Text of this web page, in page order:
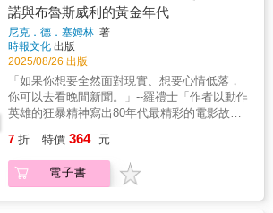
片？反映種種污染問題的《哥吉拉大戰黑多
拉》，「黑多拉」的名字來自日文的「污
泥」？如果《全體怪獸大進擊》是怪獸迷兒童
的夢想，這一部就是惡夢？因為基多拉，哥吉
拉開始從壞怪獸成為守護神？基多拉和哥吉
拉，哪一隻才是最強怪獸？第一隻攻擊廣島的
東寶怪獸不是哥吉拉？手塚治虫曾擔任《哥吉
李拳竜身兼三職：畫分鏡表，穿上基多拉裝表
演，還要當鋼絲技師？在拍攝哥吉拉一路向北
破壞鹿兒島城、熊本城和八幡東區時，沿路上
與怪獸迷！哥吉拉第一次飛？第一次講話？哥
吉拉兒子的名字來自小朋友的投稿？哥吉拉二
十週年為什麼要選址沖繩？和哥吉拉一起守護
沖繩的還有風獅爺？打怪獸看似風光，但面對
預算限制，也不得不使用「公關用」的怪獸裝
和庫存片段？身為反派的機械哥吉拉也有支持
者，並在近年的好萊塢大片客串登場？第一位
吉拉的逆襲》（1975）之後，哥吉拉似乎從大
大戰》帶來的科幻片爆發，有什麼新製作本來
有可能實現？為什麼集結東寶宇宙總共11隻怪
獸的《怪獸總進擊》是哥吉拉電影的巔峰，也
確目標的藏寶圖！」──史蒂芬・史匹柏，知名
導演 「真誠、感性，智慧難以言喻。這本
充滿洞察力與啟發性的回憶錄，來自一位真正
的說故事者，絕對是必讀之作。」──楊紫瓊，
奧斯卡影后 「就像拍電影一樣，朱浩偉施
展魔法，帶領我們展開一場奇幻旅程，穿越他
的童年、家庭生活，以及在影壇上的冒險。
一位讀者。」──關凱文，《瘋狂亞洲富豪》原
著作者 「引人入勝的紀實之作，記錄傑出
電影人的成長歷程，深刻探討『被看見』與
感官沉浸攝影術∣iPhone拍片守則∣拍攝動線場面
調度打光調色∣185場戲的超搞剛分鏡會議 【剪
輯音效】──西恩．貝克的剪輯絕招 外國人剪台
灣片∣超自由交叉剪輯∣用剪輯雕塑角色∣用剪輯創
造氛圍∣「魔鬼手主題曲」∣夜市收音挑戰 【推薦
人推薦語】 ★「台灣影人鄒時擎在西方影壇深
耕多年，如今帶著台灣故事《左撇子女孩》抵
達了電影院，乘載的是鄒時擎對故土、對創作
的深情回望。」──王祖鵬／地下電影│影評人
時擎運用經驗所學，秉持獨立精神，將有限資
源轉變成無限創意。一條堅持25年的漫漫電影
之路，讓《左撇子女孩》最終得以開花結
◢ 在帕西諾的人生裡，舞臺與攝影機就是那條
縫隙；能讓光線照進來，讓他生長。 「然後，
在某一晚的演出裡，事情突然間就發生了。那
種『表達』的力量在我面前揭曉。我甚至沒有
特別去追求，但它就這樣來了。我知道自己以
後再也不用煩惱了。煩惱吃不吃得飽、賺不賺
錢、有不有名&hellip;&hellip;我別無選擇，只能
克斯的世界被推開，一扇更大的門正在敞開。
不是走向名聲或財富，而是一股充滿生命力的
能量。 奧斯卡、金球獎、東尼獎、艾美獎；
《教父》、《熱天午後》、《女人香》── 帕西
我的美好回憶七?年代的美國迫切需要英雄：越
戰慘敗、股市暴跌、總統被起訴，到處瀰漫著
絕望感。就在這時，救世主到來了！一共有八
位。首先是心思和文筆都與外表反差極大的
「義大利種馬」史特龍，以及美國夢的實踐者
「環球先生」阿諾。再來是「他不需要武器，
他自己就是武器」的武術大師羅禮士。布魯
斯．威利接下了那個沒人要演的小人物警察，
後來成為「終極系列」的代言人。尚-克勞德．
的劈腿絕技。杜夫．朗格曾經把史特龍打到住
院。最後還有身分成謎的史蒂芬以及我們都很
熟悉的成龍。這些英雄都有獨特的出場方式和
諾與布魯斯威利的黃金年代
尼克．德．塞姆林 著
時報文化 出版
2025/08/26 出版
「如果你想要全然面對現實、想要心情低落，
你可以去看晚間新聞。」--羅禮士「作者以動作
英雄的狂暴精神寫出80年代最精彩的電影故
又有娛樂感的好書。」--克里斯．納沙瓦提
（Chris Nashawaty），美國資深影評人從前，
有個熱血賁張、肌肉炸裂的電影時代每個英雄
7 折 特價 364 元
電子書